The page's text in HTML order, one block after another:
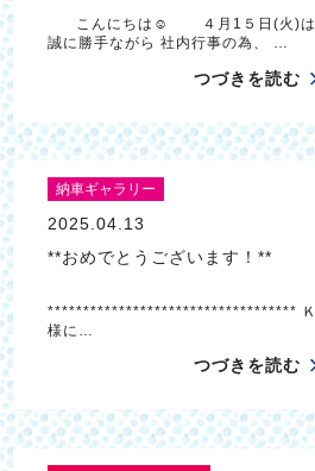
こんにちは☺ ４月1５日(火)は
誠に勝手ながら 社内行事の為、 …
つづきを読む
納車ギャラリー
2025.04.13
**おめでとうございます！**
*********************************** Ｋ
様に…
つづきを読む